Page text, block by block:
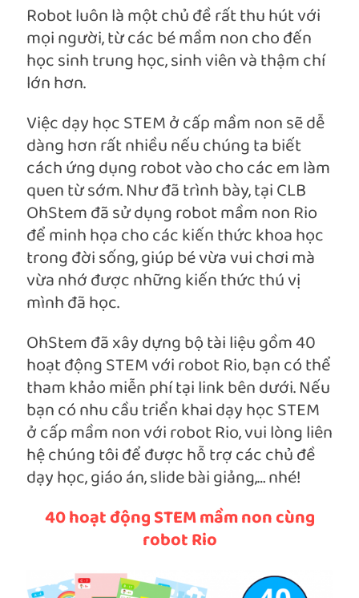
Robot luôn là một chủ đề rất thu hút với
mọi người, từ các bé mầm non cho đến
học sinh trung học, sinh viên và thậm chí
lớn hơn.
Việc dạy học STEM ở cấp mầm non sẽ dễ
dàng hơn rất nhiều nếu chúng ta biết
cách ứng dụng robot vào cho các em làm
quen từ sớm. Như đã trình bày, tại CLB
OhStem đã sử dụng robot mầm non Rio
để minh họa cho các kiến thức khoa học
trong đời sống, giúp bé vừa vui chơi mà
vừa nhớ được những kiến thức thú vị
mình đã học.
OhStem đã xây dựng bộ tài liệu gồm 40
hoạt động STEM với robot Rio, bạn có thể
tham khảo miễn phí tại link bên dưới. Nếu
bạn có nhu cầu triển khai dạy học STEM
ở cấp mầm non với robot Rio, vui lòng liên
hệ chúng tôi để được hỗ trợ các chủ đề
dạy học, giáo án, slide bài giảng,… nhé!
40 hoạt động STEM mầm non cùng
robot Rio